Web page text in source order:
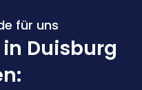
für uns
Duisburg